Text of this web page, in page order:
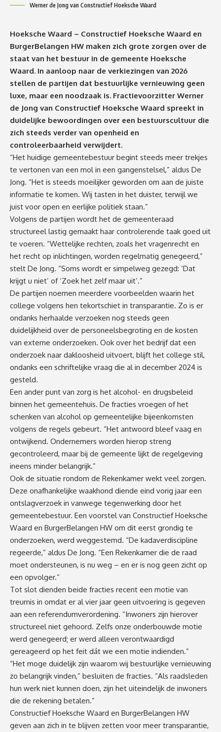
Werner de Jong van Constructief Hoeksche Waard
Hoeksche Waard – Constructief Hoeksche Waard en
BurgerBelangen HW maken zich grote zorgen over de
staat van het bestuur in de gemeente Hoeksche
Waard. In aanloop naar de verkiezingen van 2026
stellen de partijen dat bestuurlijke vernieuwing geen
luxe, maar een noodzaak is. Fractievoorzitter Werner
de Jong van Constructief Hoeksche Waard spreekt in
duidelijke bewoordingen over een bestuurscultuur die
zich steeds verder van openheid en
controleerbaarheid verwijdert.
“Het huidige gemeentebestuur begint steeds meer trekjes
te vertonen van een mol in een gangenstelsel,” aldus De
Jong. “Het is steeds moeilijker geworden om aan de juiste
informatie te komen. Wij tasten in het duister, terwijl we
juist voor open en eerlijke politiek staan.”
Volgens de partijen wordt het de gemeenteraad
structureel lastig gemaakt haar controlerende taak goed uit
te voeren. “Wettelijke rechten, zoals het vragenrecht en
het recht op inlichtingen, worden regelmatig genegeerd,”
stelt De Jong. “Soms wordt er simpelweg gezegd: ‘Dat
krijgt u niet’ of ‘Zoek het zelf maar uit’.”
De partijen noemen meerdere voorbeelden waarin het
college volgens hen tekortschiet in transparantie. Zo is er
ondanks herhaalde verzoeken nog steeds geen
duidelijkheid over de personeelsbegroting en de kosten
van externe onderzoeken. Ook over het bedrijf dat een
onderzoek naar dakloosheid uitvoert, blijft het college stil,
ondanks een schriftelijke vraag die al in december 2024 is
gesteld.
Een ander punt van zorg is het alcohol- en drugsbeleid
binnen het gemeentehuis. De fracties vroegen of het
schenken van alcohol op gemeentelijke bijeenkomsten
volgens de regels gebeurt. “Het antwoord bleef vaag en
ontwijkend. Ondernemers worden hierop streng
gecontroleerd, maar bij de gemeente lijkt de regelgeving
ineens minder belangrijk.”
Ook de situatie rondom de Rekenkamer wekt veel zorgen.
Deze onafhankelijke waakhond diende eind vorig jaar een
ontslagverzoek in vanwege tegenwerking door het
gemeentebestuur. Een voorstel van Constructief Hoeksche
Waard en BurgerBelangen HW om dit eerst grondig te
onderzoeken, werd weggestemd. “De kadaverdiscipline
regeerde,” aldus De Jong. “Een Rekenkamer die de raad
moet ondersteunen, is nu weg – en er is nog geen zicht op
een opvolger.”
Tot slot dienden beide fracties recent een motie van
treurnis in omdat er al vier jaar geen uitvoering is gegeven
aan een referendumverordening. “Inwoners zijn hierover
structureel niet gehoord. Zelfs onze onderbouwde motie
werd genegeerd; er werd alleen verontwaardigd
gereageerd op het feit dát we een motie indienden.”
“Het moge duidelijk zijn waarom wij bestuurlijke vernieuwing
zo belangrijk vinden,” besluiten de fracties. “Als raadsleden
hun werk niet kunnen doen, zijn het uiteindelijk de inwoners
die de rekening betalen.”
Constructief Hoeksche Waard en BurgerBelangen HW
geven aan zich in te blijven zetten voor meer transparantie,